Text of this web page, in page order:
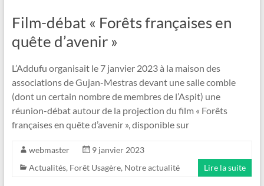
Film-débat « Forêts françaises en
quête d’avenir »
L’Addufu organisait le 7 janvier 2023 à la maison des
associations de Gujan-Mestras devant une salle comble
(dont un certain nombre de membres de l’Aspit) une
réunion-débat autour de la projection du film « Forêts
françaises en quête d’avenir », disponible sur
webmaster
9 janvier 2023
Actualités, Forêt Usagère, Notre actualité Lire la suite